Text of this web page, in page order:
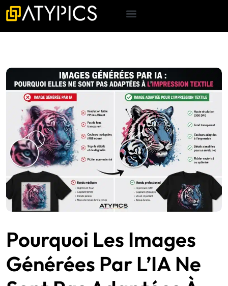
Pourquoi Les Images
Générées Par L’IA Ne